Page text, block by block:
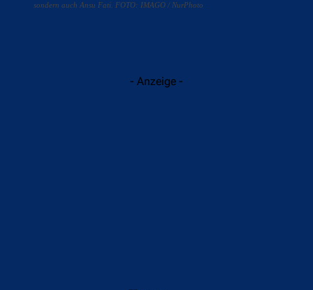
sondern auch Ansu Fati. FOTO: IMAGO / NurPhoto
- Anzeige -